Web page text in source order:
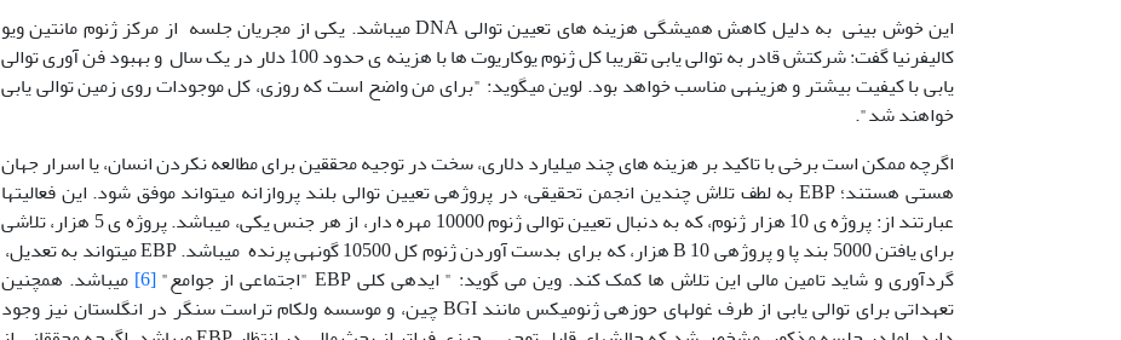
این خوش بینی به دلیل کاهش همیشگی هزینه های تعیین توالی DNA می­باشد. یکی از مجریان جلسه از مرکز ژنوم مانتین ویو
کالیفرنیا گفت: شرکتش قادر به توالی یابی تقریبا کل ژنوم یوکاریوت ها با هزینه ی حدود 100 دلار در یک سال و بهبود فن آوری توالی
یابی با کیفیت بیشتر و هزینه­ی مناسب خواهد بود. لوین می­گوید: "برای من واضح است که روزی، کل موجودات روی زمین توالی یابی
خواهند شد".
اگرچه ممکن است برخی با تاکید بر هزینه های چند میلیارد دلاری، سخت در توجیه محققین برای مطالعه نکردن انسان، یا اسرار جهان
هستی هستند؛ EBP به لطف تلاش چندین انجمن تحقیقی، در پروژ­ه­ی تعیین توالی بلند پروازانه می­تواند موفق شود. این فعالیت­ها
عبارتند از: پروژه ی 10 هزار ژنوم، که به دنبال تعیین توالی ژنوم 10000 مهره دار، از هر جنس یکی، می­باشد. پروژه ی 5 هزار، تلاشی
برای یافتن 5000 بند پا و پروژه­ی B 10 هزار، که برای بدست آوردن ژنوم کل 10500 گونه­ی پرنده می­باشد. EBP می­تواند به تعدیل،
گردآوری و شاید تامین مالی این تلاش ها کمک کند. وین می گوید: " ایده­ی کلی EBP "اجتماعی از جوامع"
[6] می­باشد. همچنین
تعهداتی برای توالی یابی از طرف غول­های حوزه­ی ژنومیکس مانند BGI چین، و موسسه ولکام تراست سنگر در انگلستان نیز وجود